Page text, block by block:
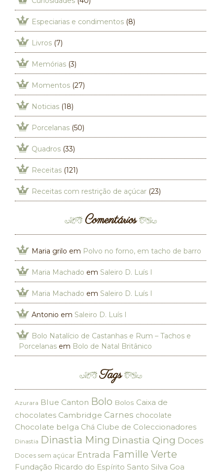
Especiarias e condimentos (8)
Livros (7)
Memórias (3)
Momentos (27)
Noticias (18)
Porcelanas (50)
Quadros (33)
Receitas (121)
Receitas com restrição de açúcar (23)
Comentários
Maria grilo em Polvo no forno, em tacho de barro
Maria Machado em Saleiro D. Luís I
Maria Machado em Saleiro D. Luís I
Antonio em Saleiro D. Luís I
Bolo Natalício de Castanhas e Rum – Tachos e
Porcelanas em Bolo de Natal Britânico
Tags
Azurara Blue Canton Bolo Bolos Caixa de
chocolates Cambridge Carnes chocolate
Chocolate belga Chá Clube de Coleccionadores
Dinastia Dinastia Ming Dinastia Qing Doces
Doces sem açúcar Entrada Famille Verte
Fundação Ricardo do Espírito Santo Silva Goa